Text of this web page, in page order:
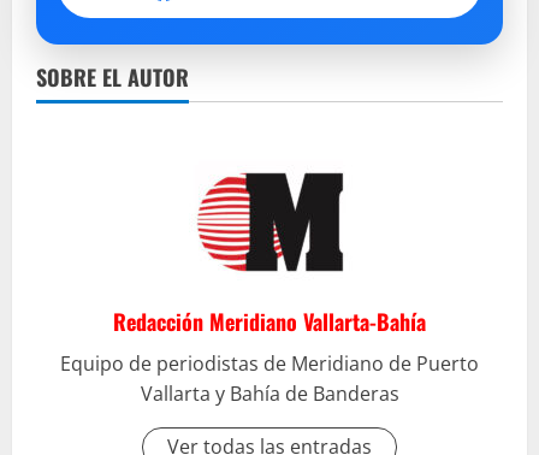
SOBRE EL AUTOR
Redacción Meridiano Vallarta-Bahía
Equipo de periodistas de Meridiano de Puerto
Vallarta y Bahía de Banderas
Ver todas las entradas